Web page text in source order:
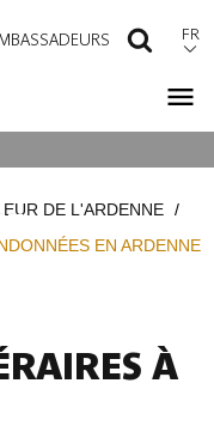
FR
DE L'ARDENNE
EN ARDENNE
À